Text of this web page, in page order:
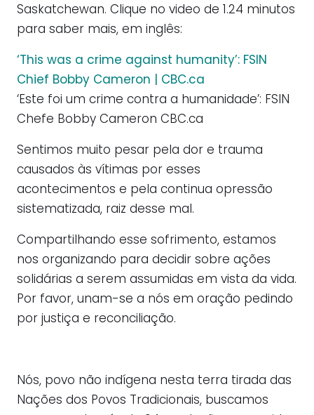
Saskatchewan. Clique no video de 1.24 minutos
para saber mais, em inglês:
‘This was a crime against humanity’: FSIN
Chief Bobby Cameron | CBC.ca
‘Este foi um crime contra a humanidade’: FSIN
Chefe Bobby Cameron CBC.ca
Sentimos muito pesar pela dor e trauma
causados às vítimas por esses
acontecimentos e pela continua opressão
sistematizada, raiz desse mal.
Compartilhando esse sofrimento, estamos
nos organizando para decidir sobre ações
solidárias a serem assumidas em vista da vida.
Por favor, unam-se a nós em oração pedindo
por justiça e reconciliação.
Nós, povo não indígena nesta terra tirada das
Nações dos Povos Tradicionais, buscamos